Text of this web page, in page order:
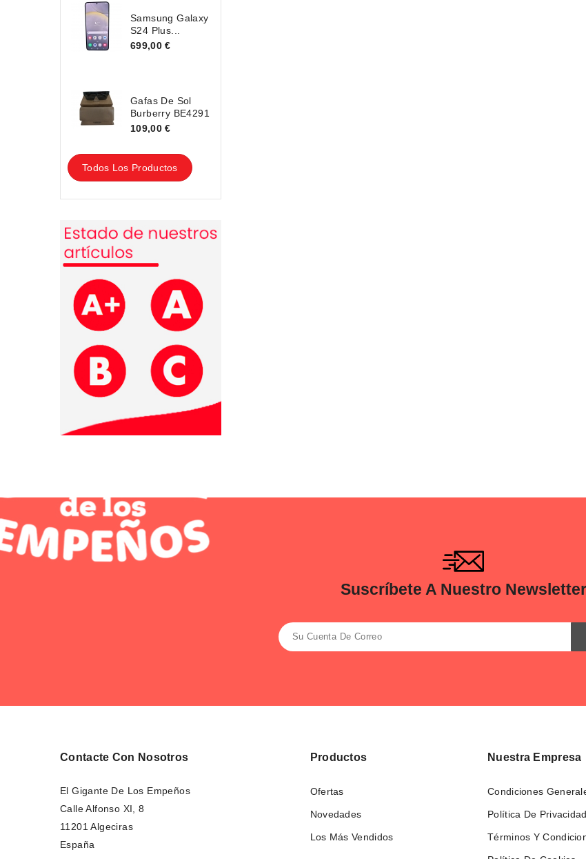
Samsung Galaxy
S24 Plus...
699,00 €
Gafas De Sol
Burberry BE4291
109,00 €
Todos Los Productos
Suscríbete A Nuestro Newsletter
Contacte Con Nosotros
El Gigante De Los Empeños
Calle Alfonso XI, 8
11201 Algeciras
España
Productos
Ofertas
Novedades
Los Más Vendidos
Nuestra Empresa
Condiciones
Política De Privacidad
Términos Y